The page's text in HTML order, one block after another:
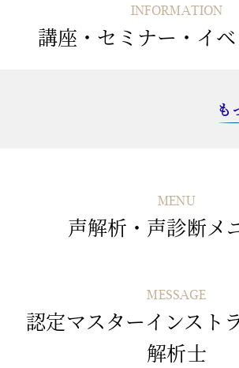
INFORMATION
講座・セミナー・イ
も
MENU
声解析・声診断メ
MESSAGE
認定マスターインスト
解析士